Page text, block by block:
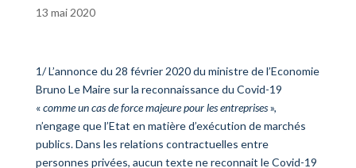
13 mai 2020
1/ L’annonce du 28 février 2020 du ministre de l’Economie
Bruno Le Maire sur la reconnaissance du Covid-19
«comme un cas de force majeure pour les entreprises»,
n’engage que l’Etat en matière d’exécution de marchés
publics. Dans les relations contractuelles entre
personnes privées, aucun texte ne reconnait le Covid-19